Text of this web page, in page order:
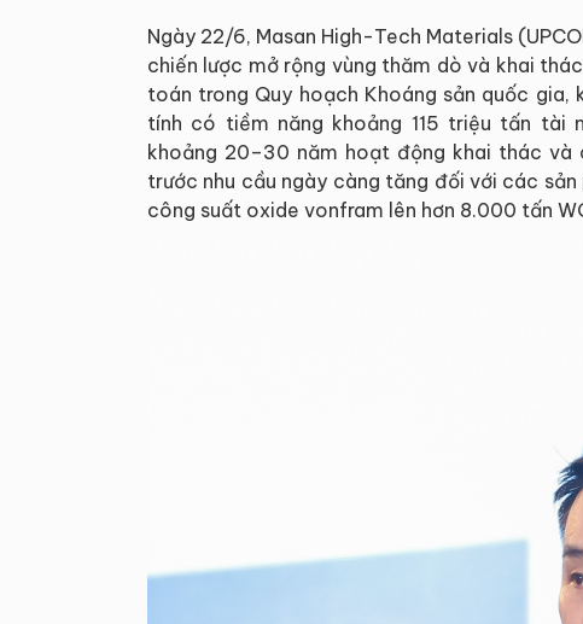
Ngày 22/6, Masan High-Tech Materials
chiến lược mở rộng vùng thăm dò và khai
toán trong Quy hoạch Khoáng sản quốc gia,
tính có tiềm năng khoảng 115 triệu tấn tài
khoảng 20–30 năm hoạt động khai thác và
trước nhu cầu ngày càng tăng đối với các
công suất oxide vonfram lên hơn 8.000 tấn